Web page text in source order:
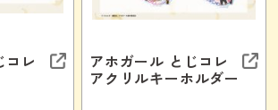
コレ アホガール とじコレ
アクリルキーホルダー